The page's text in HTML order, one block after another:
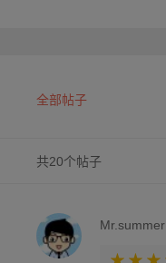
全部帖子
共20个帖子
Mr.summer